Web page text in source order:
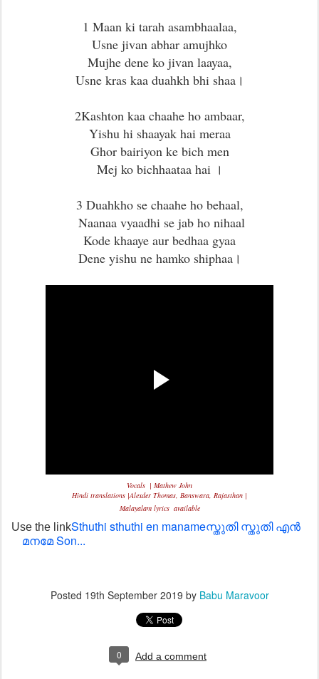
1 Maan ki tarah asambhaalaa,
Usne jivan abhar amujhko
Mujhe dene ko jivan laayaa,
Usne kras kaa duahkh bhi shaa।
2Kashton kaa chaahe ho ambaar,
Yishu hi shaayak hai meraa
Ghor bairiyon ke bich men
Mej ko bichhaataa hai ।
3 Duahkho se chaahe ho behaal,
Naanaa vyaadhi se jab ho nihaal
Kode khaaye aur bedhaa gyaa
Dene yishu ne hamko shiphaa।
Vocals | Mathew John
Hindi translations |Alexder Thomas, Banswara, Rajasthan |
Malayalam lyrics available
Use the linkSthuthi sthuthi en manameസ്തുതി സ്തുതി എൻ
മനമേ Son...
Posted 19th September 2019 by Babu Maravoor
0 Add a comment